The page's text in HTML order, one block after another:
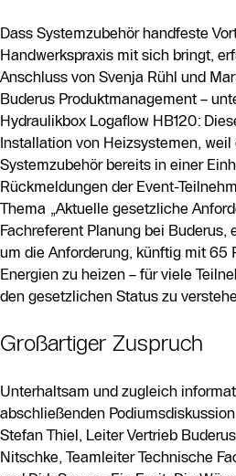
Dass Systemzubehör handfeste
Handwerkspraxis mit sich bringt,
Anschluss von Svenja Rühl und
Buderus Produktmanagement –
Hydraulikbox Logaflow HB120:
Installation von Heizsystemen,
Systemzubehör bereits in einer
Rückmeldungen der Event-
Thema „Aktuelle gesetzliche
Fachreferent Planung bei Buderus,
um die Anforderung, künftig mit 65
Energien zu heizen – für viele
den gesetzlichen Status zu
Großartiger Zuspruch
Unterhaltsam und zugleich
abschließenden
Stefan Thiel, Leiter Vertrieb
Nitschke, Teamleiter Technische